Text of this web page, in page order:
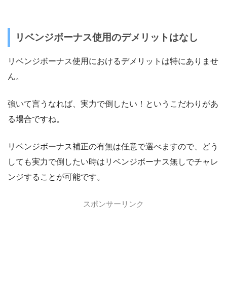
リベンジボーナス使用のデメリットはなし
リベンジボーナス使用におけるデメリットは特にありませ
ん。
強いて言うなれば、実力で倒したい！というこだわりがあ
る場合ですね。
リベンジボーナス補正の有無は任意で選べますので、どう
しても実力で倒したい時はリベンジボーナス無しでチャレ
ンジすることが可能です。
スポンサーリンク